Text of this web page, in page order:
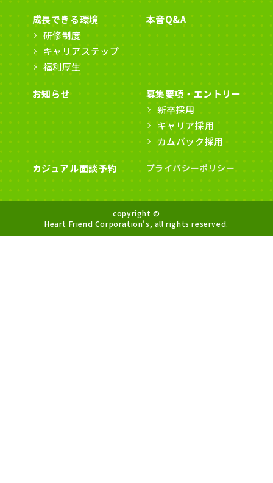
成長できる環境
研修制度
キャリアステップ
福利厚生
本音Q&A
お知らせ
募集要項・エントリー
新卒採用
キャリア採用
カムバック採用
カジュアル面談予約 プライバシーポリシー
copyright ©
Heart Friend Corporation's, all rights reserved.